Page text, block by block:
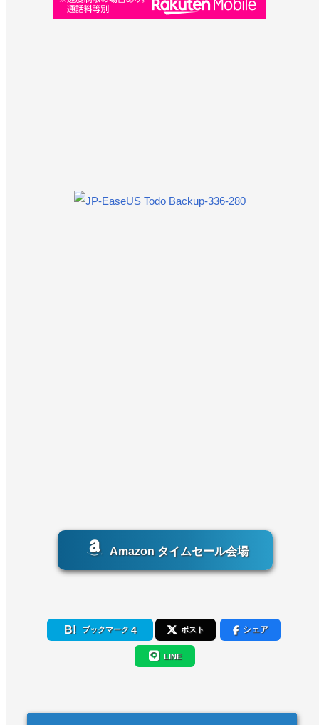
Amazon タイムセール会場
ブックマーク 4 ポスト シェア
LINE